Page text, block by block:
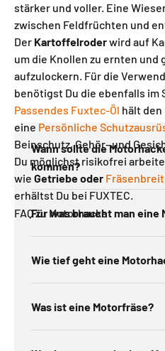
stärker und voller. Eine
zwischen Feldfrüchten und
Der Kartoffelroderwird auf
um die Knollen zu ernten und
aufzulockern. Für die
benötigst Du die ebenfalls im
Passendes Fuxtec-Öl hält den
eine Persönliche
Beinschutz, Gehör- und
Du möglichst risikofrei
wie Getriebe oder
erhältst Du bei FUXTEC.
FAQ zu Motorhacke
Wann sollte die
kommen?
Für was braucht man eine
Wie tief geht eine
Was ist eine Motorfräse?